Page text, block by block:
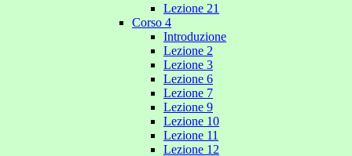
Lezione 21
Corso 4
Introduzione
Lezione 2
Lezione 3
Lezione 6
Lezione 7
Lezione 9
Lezione 10
Lezione 11
Lezione 12